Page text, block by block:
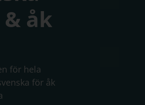
åk
för hela
för åk